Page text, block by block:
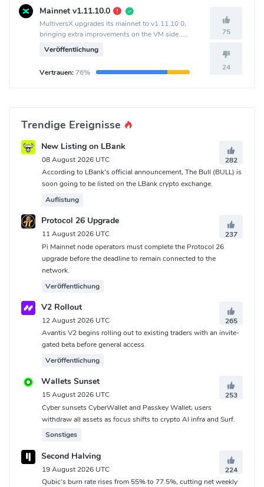
Mainnet v1.11.10.0
MultiversX upgrades its mainnet to v1.11.10.0,
bringing extra improvements on the VM side.
Activation is set to epoch 2198.
Veröffentlichung
Vertrauen:76%
75
24
Trendige Ereignisse
New Listing on LBank
08 August 2026 UTC
282
According to LBank's official announcement, The Bull (BULL) is
soon going to be listed on the LBank crypto exchange.
Auflistung
Protocol 26 Upgrade
11 August 2026 UTC
237
Pi Mainnet node operators must complete the Protocol 26
upgrade before the deadline to remain connected to the
network.
Veröffentlichung
V2 Rollout
12 August 2026 UTC
265
Avantis V2 begins rolling out to existing traders with an invite-
gated beta before general access.
Veröffentlichung
Wallets Sunset
15 August 2026 UTC
253
Cyber sunsets CyberWallet and Passkey Wallet; users
withdraw all assets as focus shifts to crypto AI infra and Surf.
Sonstiges
Second Halving
19 August 2026 UTC
224
Qubic's burn rate rises from 55% to 77.5%, cutting net weekly